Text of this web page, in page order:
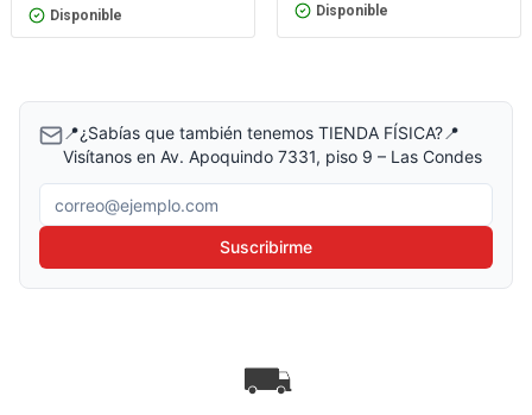
Disponible Disponible
📍¿Sabías que también tenemos TIENDA FÍSICA?📍
Visítanos en Av. Apoquindo 7331, piso 9 – Las Condes
Correo electrónico
Suscribirme